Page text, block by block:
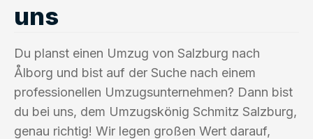
uns
Du planst einen Umzug von Salzburg nach
Ålborg und bist auf der Suche nach einem
professionellen Umzugsunternehmen? Dann bist
du bei uns, dem Umzugskönig Schmitz Salzburg,
genau richtig! Wir legen großen Wert darauf,